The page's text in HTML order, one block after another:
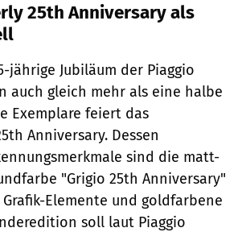
25th Anniversary als
jährige Jubiläum der Piaggio
auch gleich mehr als eine halbe
Exemplare feiert das
Anniversary. Dessen
sind die matt-
"Grigio 25th Anniversary"
Elemente und goldfarbene
soll laut Piaggio